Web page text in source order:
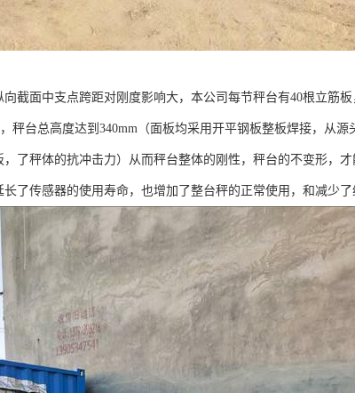
截面中支点跨距对刚度影响大，本公司每节秤台有40根立筋板
秤台总高度达到340mm（面板均采用开平钢板整板焊接，从
了秤体的抗冲击力）从而秤台整体的刚性，秤台的不变形，
了传感器的使用寿命，也增加了整台秤的正常使用，和减少